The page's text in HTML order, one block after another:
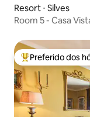
Resort ⋅ Silves
Room 5 - Casa
Entre os
Preferido dos